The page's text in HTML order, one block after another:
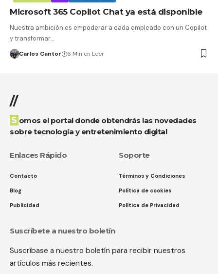
Microsoft 365 Copilot Chat ya está disponible
Nuestra ambición es empoderar a cada empleado con un Copilot
y transformar…
Carlos Cantor 6 Min en Leer
//
Somos el portal donde obtendrás las novedades
sobre tecnología y entretenimiento digital
Enlaces Rápido
Contacto
Blog
Publicidad
Soporte
Términos y Condiciones
Política de cookies
Política de Privacidad
Suscríbete a nuestro boletín
Suscríbase a nuestro boletín para recibir nuestros
artículos más recientes.